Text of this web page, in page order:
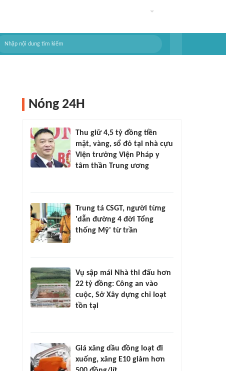
Nóng 24H
Thu giữ 4,5 tỷ đồng tiền
mặt, vàng, sổ đỏ tại nhà cựu
Viện trưởng Viện Pháp y
tâm thần Trung ương
Trung tá CSGT, người từng
'dẫn đường 4 đời Tổng
thống Mỹ' từ trần
Vụ sập mái Nhà thi đấu hơn
22 tỷ đồng: Công an vào
cuộc, Sở Xây dựng chỉ loạt
tồn tại
Giá xăng dầu đồng loạt đi
xuống, xăng E10 giảm hơn